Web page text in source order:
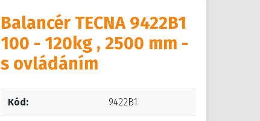
Balancér TECNA 9422B1
100 - 120kg , 2500 mm -
s ovládáním
Kód: 9422B1